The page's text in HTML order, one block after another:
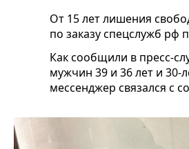
От 15 лет лишения
по заказу спецслужб рф
Как сообщили в пресс-
мужчин 39 и 36 лет и 30-
мессенджер связался с